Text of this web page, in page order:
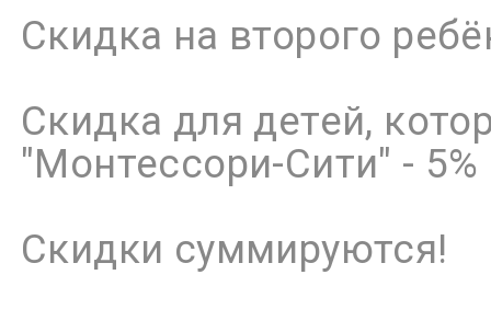
Скидка на второго
Скидка для детей,
"Монтессори-Сити" - 5%
Скидки суммируются!